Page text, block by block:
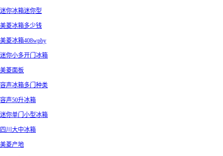
迷你冰箱迷你型
美菱冰箱多少钱
美菱冰箱408wpby
迷你小多开门冰箱
美菱面板
容声冰箱多门种类
容声50升冰箱
迷你单门小型冰箱
四川大中冰箱
美菱产地